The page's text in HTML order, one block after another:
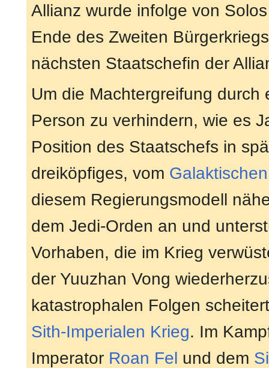
Allianz wurde infolge von
Ende des Zweiten
nächsten Staatschefin der
Um die Machtergreifung durch
Person zu verhindern, wie es
Position des Staatschefs in
dreiköpfiges, vom
diesem Regierungsmodell
dem Jedi-Orden an und
Vorhaben, die im Krieg
der Yuuzhan Vong
katastrophalen Folgen
Sith-Imperialen Krieg. Im
Imperator Roan Fel und dem